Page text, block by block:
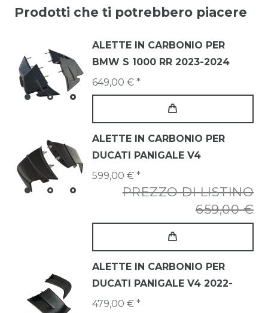
Prodotti che ti potrebbero piacere
ALETTE IN CARBONIO PER
BMW S 1000 RR 2023-2024
649,00 € *
ALETTE IN CARBONIO PER
DUCATI PANIGALE V4
PREZZO DI LISTINO
659,00 €
599,00 € *
ALETTE IN CARBONIO PER
DUCATI PANIGALE V4 2022-
479,00 € *